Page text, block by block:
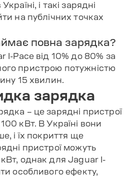
і такі зарядні
на публічних точках
повна зарядка?
I-Pace від 10% до 80% за
пристрою потужністю
15 хвилин.
зарядка
– це зарядні пристрої
кВт. В Україні вони
і їх покриття ще
пристрої можуть
однак для Jaguar I-
особливого ефекту,